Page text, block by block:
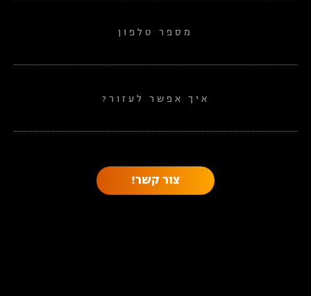
מספר טלפון
איך אפשר לעזור?